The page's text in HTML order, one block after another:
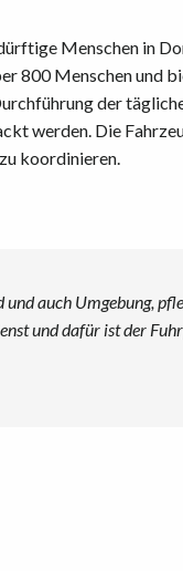
Menschen in
800 Menschen und
der
werden. Die
koordinieren.
auch Umgebung,
und dafür ist der